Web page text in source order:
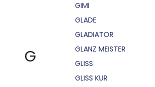
G
GIMI
GLADE
GLADIATOR
GLANZ MEISTER
GLISS
GLISS KUR